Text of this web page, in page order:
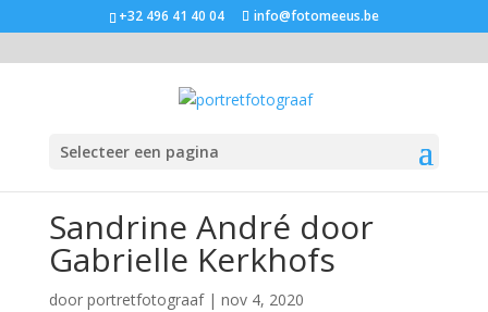
+32 496 41 40 04 info@fotomeeus.be
Selecteer een pagina
Sandrine André door
Gabrielle Kerkhofs
door portretfotograaf| nov 4, 2020